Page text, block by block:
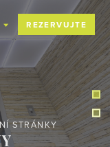
REZERVUJTE